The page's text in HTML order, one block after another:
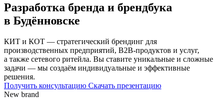
Разработка бренда и брендбука
в Будённовске
КИТ и КОТ — стратегический брендинг для
производственных предприятий, В2В-продуктов и услуг,
а также сетевого ритейла. Вы ставите уникальные и сложные
задачи — мы создаём индивидуальные и эффективные
решения.
Получить консультацию Скачать презентацию
New brand